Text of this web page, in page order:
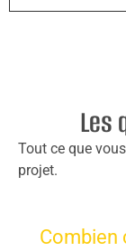
Les
Tout ce que
projet.
Combien